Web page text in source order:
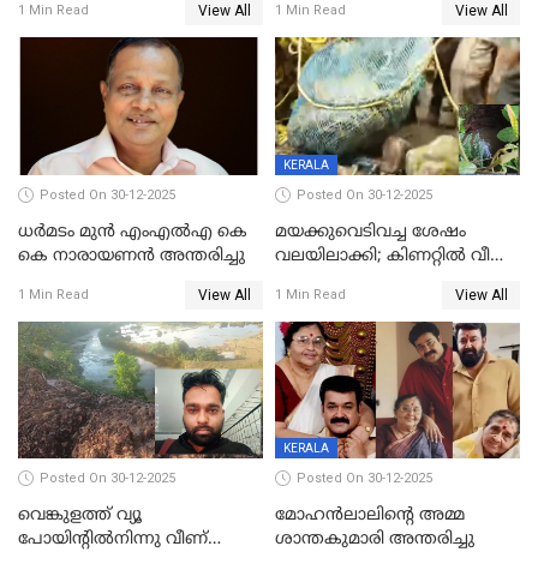
പിടികൂടി പൊലീസ്
1 Min Read View All
സെന്ററിലെ അധ്യാപകന്‍
മർദിച്ചതായി പരാതി
1 Min Read View All
Posted On 30-12-2025
ധർമടം മുൻ എംഎല്‍എ കെ
കെ നാരായണന്‍ അന്തരിച്ചു
1 Min Read View All
KERALA
Posted On 30-12-2025
മയക്കുവെടിവച്ച ശേഷം
വലയിലാക്കി; കിണറ്റിൽ വീണ
1 Min Read View All
Posted On 30-12-2025
വെങ്കുളത്ത് വ്യൂ
പോയിന്റിൽനിന്നു വീണ്
KERALA
Posted On 30-12-2025
മോഹന്‍ലാലിന്‍റെ അമ്മ
ശാന്തകുമാരി അന്തരിച്ചു